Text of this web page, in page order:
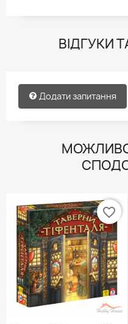
ВІДГУКИ
Додати запитання
favorite_border